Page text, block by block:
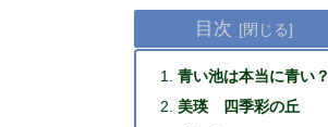
目次
青い池は本当に青い？
美瑛 四季彩の丘